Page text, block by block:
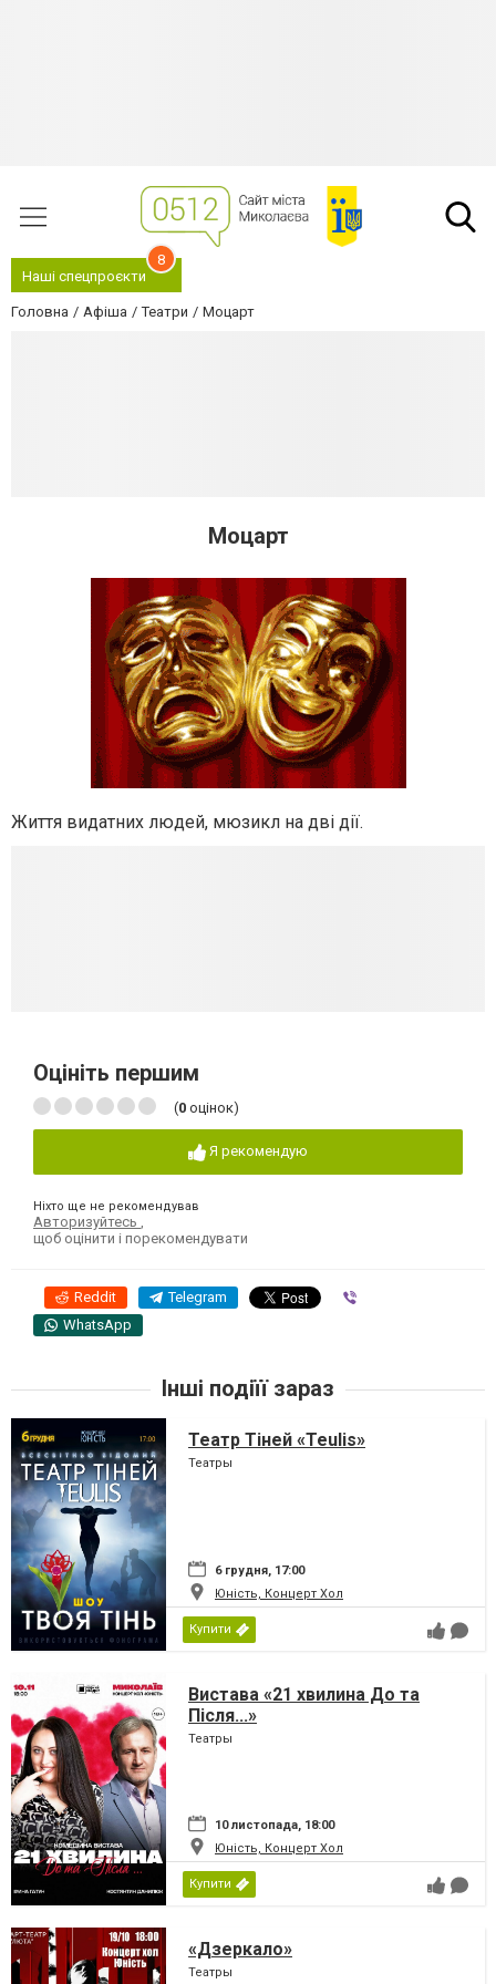
Наші спецпроєкти
8
Головна Афіша Театри Моцарт
Моцарт
Життя видатних людей, мюзикл на дві дії.
Оцініть першим
(0 оцінок)
Я рекомендую
Ніхто ще не рекомендував
Авторизуйтесь
щоб оцінити і порекомендувати
Reddit Telegram
WhatsApp
Інші подіїї зараз
Театр Тіней «Teulis»
Театры
6 грудня, 17:00
Юність, Концерт Хол
Купити
Вистава «21 хвилина До та
Після...»
Театры
10 листопада, 18:00
Юність, Концерт Хол
Купити
«Дзеркало»
Театры